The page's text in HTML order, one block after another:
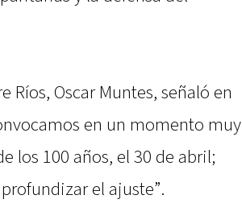
Ríos, Oscar Muntes, señaló en
en un momento muy
los 100 años, el 30 de abril;
el ajuste”.